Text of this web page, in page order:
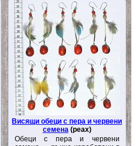
Висящи обеци с пера и червени
семена(peax)
Обеци с пера и червени